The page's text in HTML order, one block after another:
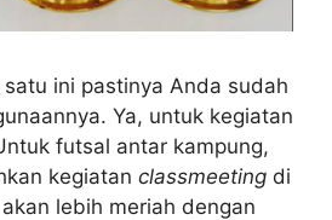
ini pastinya Anda sudah
Ya, untuk kegiatan
futsal antar kampung,
kegiatan classmeeting di
lebih meriah dengan